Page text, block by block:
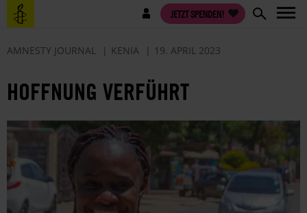
Direkt
zum
Benutzermenü JETZT SPENDEN!
AMNESTY JOURNAL KENIA 19. APRIL 2023
HOFFNUNG VERFÜHRT